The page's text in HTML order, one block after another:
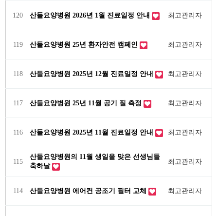
120 산들요양병원 2026년 1월 진료일정 안내 최고관리자
119 산들요양병원 25년 환자안전 캠페인 최고관리자
118 산들요양병원 2025년 12월 진료일정 안내 최고관리자
117 산들요양병원 25년 11월 공기 질 측정 최고관리자
116 산들요양병원 2025년 11월 진료일정 안내 최고관리자
115
산들요양병원의 11월 생일을 맞은 선생님들
축하날
최고관리자
114 산들요양병원 에어컨 공조기 필터 교체 최고관리자